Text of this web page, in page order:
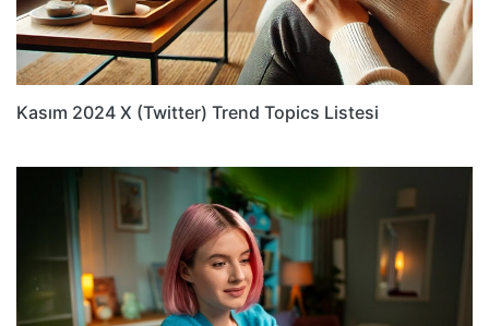
Kasım 2024 X (Twitter) Trend Topics Listesi